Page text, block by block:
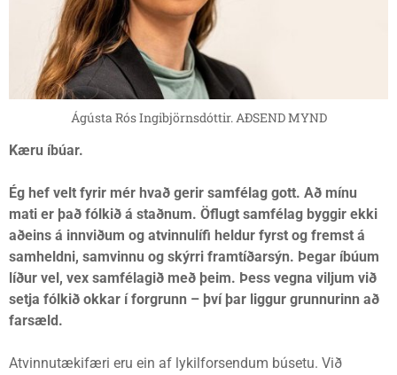
Ágústa Rós Ingibjörnsdóttir. AÐSEND MYND
Kæru íbúar.
Ég hef velt fyrir mér hvað gerir samfélag gott. Að mínu
mati er það fólkið á staðnum. Öflugt samfélag byggir ekki
aðeins á innviðum og atvinnulífi heldur fyrst og fremst á
samheldni, samvinnu og skýrri framtíðarsýn. Þegar íbúum
líður vel, vex samfélagið með þeim. Þess vegna viljum við
setja fólkið okkar í forgrunn – því þar liggur grunnurinn að
farsæld.
Atvinnutækifæri eru ein af lykilforsendum búsetu. Við